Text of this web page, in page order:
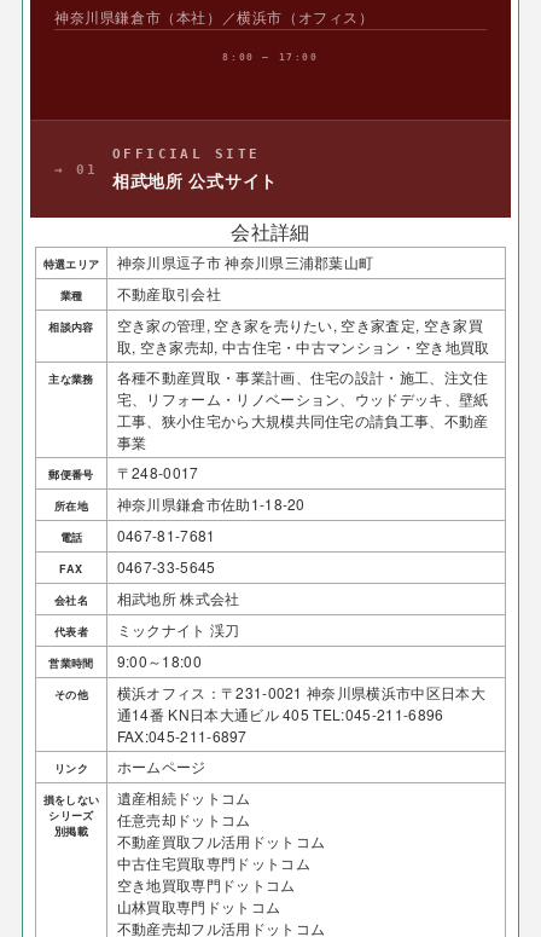
神奈川県鎌倉市（本社）／横浜市（オフィス）
8:00 — 17:00
→ 01
OFFICIAL SITE
相武地所 公式サイト
会社詳細
特選エリア 神奈川県逗子市 神奈川県三浦郡葉山町
業種 不動産取引会社
相談内容
空き家の管理, 空き家を売りたい, 空き家査定, 空き家買
取, 空き家売却, 中古住宅・中古マンション・空き地買取
主な業務
各種不動産買取・事業計画、住宅の設計・施工、注文住
宅、リフォーム・リノベーション、ウッドデッキ、壁紙
工事、狭小住宅から大規模共同住宅の請負工事、不動産
事業
郵便番号 〒248-0017
所在地 神奈川県鎌倉市佐助1-18-20
電話 0467-81-7681
FAX 0467-33-5645
会社名 相武地所 株式会社
代表者 ミックナイト 渓刀
営業時間 9:00～18:00
その他
横浜オフィス：〒231-0021 神奈川県横浜市中区日本大
通14番 KN日本大通ビル 405 TEL:045-211-6896
FAX:045-211-6897
リンク ホームページ
損をしない
シリーズ
別掲載
遺産相続ドットコム
任意売却ドットコム
不動産買取フル活用ドットコム
中古住宅買取専門ドットコム
空き地買取専門ドットコム
山林買取専門ドットコム
不動産売却フル活用ドットコム